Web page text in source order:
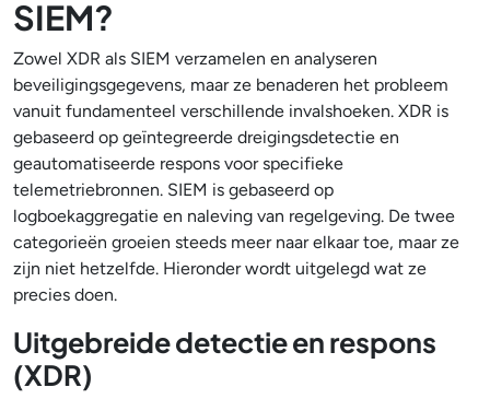
SIEM?
Zowel XDR als SIEM verzamelen en analyseren
beveiligingsgegevens, maar ze benaderen het probleem
vanuit fundamenteel verschillende invalshoeken. XDR is
gebaseerd op geïntegreerde dreigingsdetectie en
geautomatiseerde respons voor specifieke
telemetriebronnen. SIEM is gebaseerd op
logboekaggregatie en naleving van regelgeving. De twee
categorieën groeien steeds meer naar elkaar toe, maar ze
zijn niet hetzelfde. Hieronder wordt uitgelegd wat ze
precies doen.
Uitgebreide detectie en respons
(XDR)